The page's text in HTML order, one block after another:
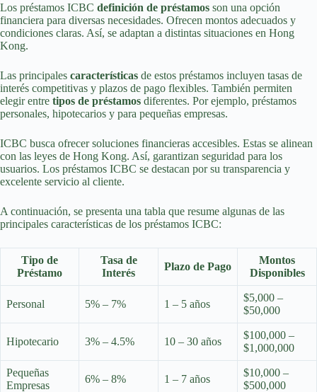
Los préstamos ICBC definición de préstamos son una opción
financiera para diversas necesidades. Ofrecen montos adecuados y
condiciones claras. Así, se adaptan a distintas situaciones en Hong
Kong.
Las principales características de estos préstamos incluyen tasas de
interés competitivas y plazos de pago flexibles. También permiten
elegir entre tipos de préstamos diferentes. Por ejemplo, préstamos
personales, hipotecarios y para pequeñas empresas.
ICBC busca ofrecer soluciones financieras accesibles. Estas se alinean
con las leyes de Hong Kong. Así, garantizan seguridad para los
usuarios. Los préstamos ICBC se destacan por su transparencia y
excelente servicio al cliente.
A continuación, se presenta una tabla que resume algunas de las
principales características de los préstamos ICBC:
Tipo de
Préstamo
Tasa de
Interés
Plazo de Pago
Montos
Disponibles
Personal 5% – 7% 1 – 5 años
$5,000 –
$50,000
Hipotecario 3% – 4.5% 10 – 30 años
$100,000 –
$1,000,000
Pequeñas
Empresas
6% – 8% 1 – 7 años
$10,000 –
$500,000